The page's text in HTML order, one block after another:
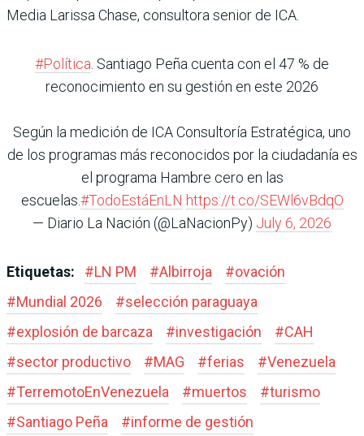
Media Larissa Chase, consultora senior de ICA.
#Política. Santiago Peña cuenta con el 47 % de
reconocimiento en su gestión en este 2026
Según la medición de ICA Consultoría Estratégica, uno
de los programas más reconocidos por la ciudadanía es
el programa Hambre cero en las
escuelas.#TodoEstáEnLN https://t.co/SEWl6vBdqO
— Diario La Nación (@LaNacionPy) July 6, 2026
Etiquetas: #LN PM #Albirroja #ovación
#Mundial 2026 #selección paraguaya
#explosión de barcaza #investigación #CAH
#sector productivo #MAG #ferias #Venezuela
#TerremotoEnVenezuela #muertos #turismo
#Santiago Peña #informe de gestión